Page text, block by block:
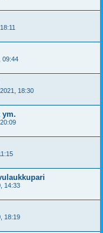
09:44
18:30
ym.
14:33
18:19